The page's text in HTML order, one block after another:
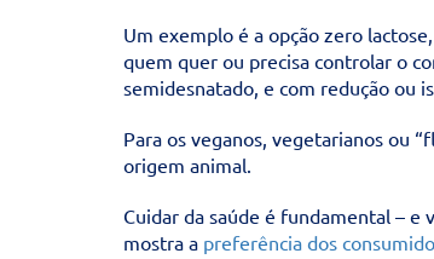
Um exemplo é a opção zero
quem quer ou precisa controlar o
semidesnatado, e com redução ou
Para os veganos, vegetarianos ou
origem animal.
Cuidar da saúde é fundamental – e
mostra a preferência dos